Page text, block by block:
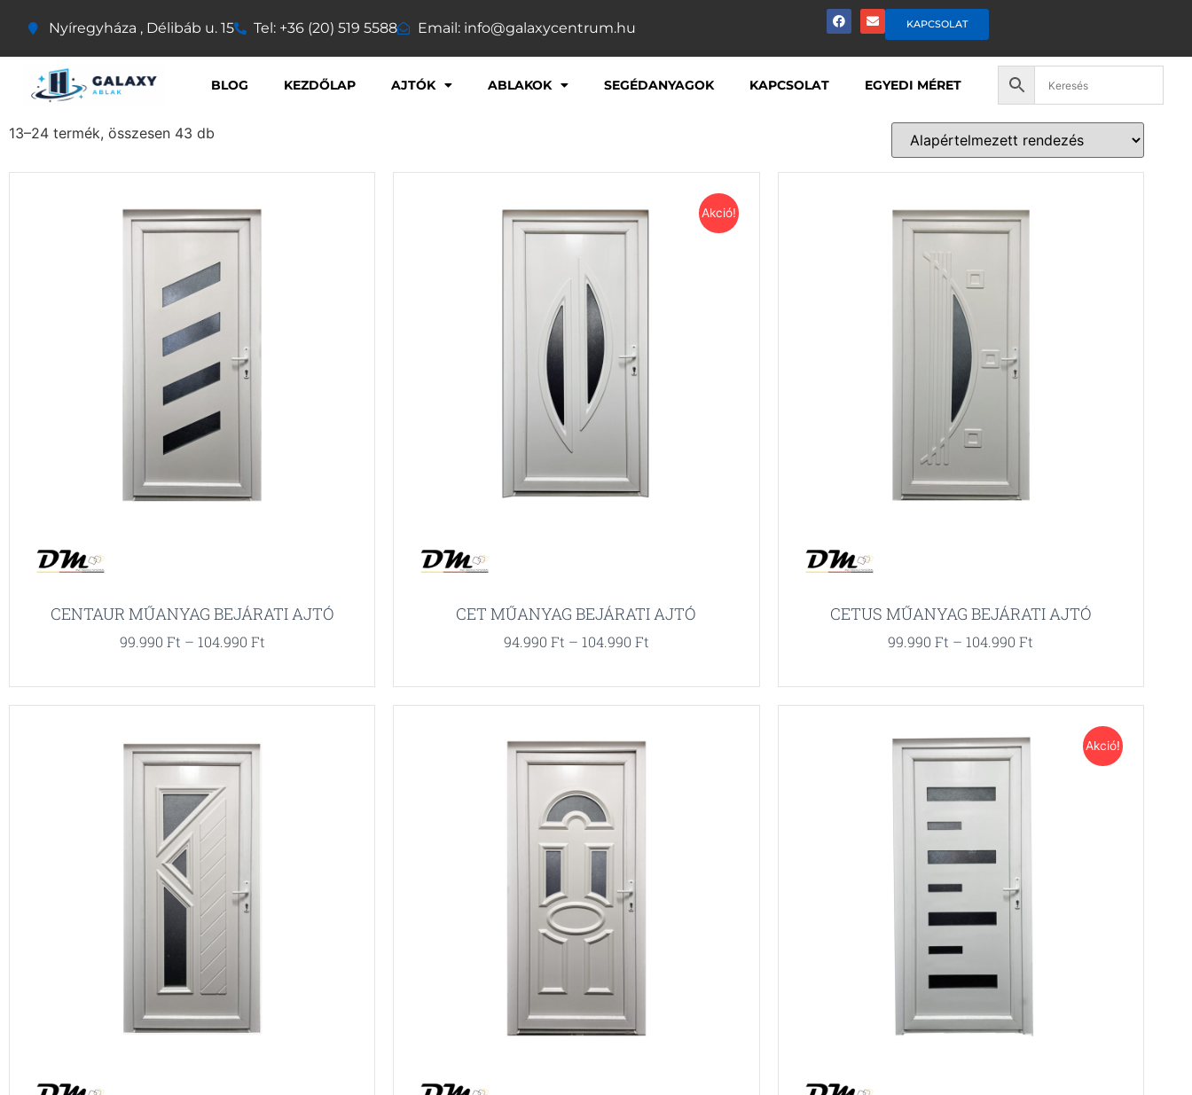
Nyíregyháza , Délibáb u. 15 Tel: +36 (20) 519 5588 Email: info@galaxycentrum.hu KAPCSOLAT
BLOG KEZDŐLAP AJTÓK ABLAKOK SEGÉDANYAGOK KAPCSOLAT EGYEDI MÉRET
13–24 termék, összesen 43 db
CENTAUR MŰANYAG BEJÁRATI AJTÓ
99.990 Ft – 104.990 Ft
Akció!
CET MŰANYAG BEJÁRATI AJTÓ
94.990 Ft – 104.990 Ft
CETUS MŰANYAG BEJÁRATI AJTÓ
99.990Ft – 104.990Ft
Akció!